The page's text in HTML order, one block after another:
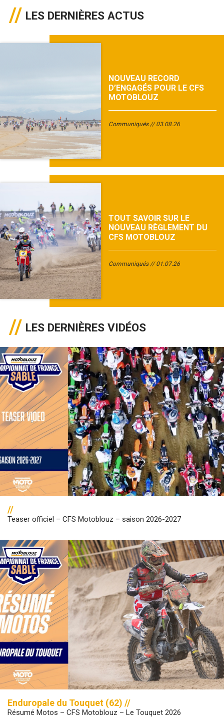
LES DERNIÈRES ACTUS
NOUVEAU RECORD
D’ENGAGÉS POUR LE CFS
MOTOBLOUZ
Communiqués 03.08.26
TOUT SAVOIR SUR LE
NOUVEAU RÈGLEMENT DU
CFS MOTOBLOUZ
Communiqués 01.07.26
LES DERNIÈRES VIDÉOS
//
Teaser officiel – CFS Motoblouz – saison 2026-2027
Enduropale du Touquet (62) //
Résumé Motos – CFS Motoblouz – Le Touquet 2026